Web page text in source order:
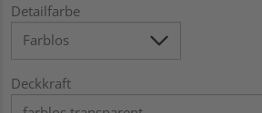
Detailfarbe
Deckkraft